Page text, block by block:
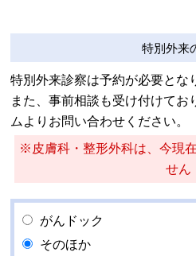
特別外来
特別外来診察は予約が必要とな
また、事前相談も受け付けてお
ムよりお問い合わせください。
※皮膚科・整形外科は、今現
せん
がんドック
そのほか